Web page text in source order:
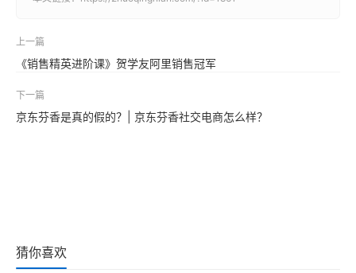
上一篇
《销售精英进阶课》贺学友阿里销售冠军
下一篇
京东芬香是真的假的？| 京东芬香社交电商怎么样？
猜你喜欢